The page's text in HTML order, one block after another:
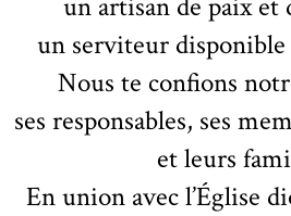
un serviteur disponible
Nous te confions
ses responsables, ses
et leurs
En union avec l’Église